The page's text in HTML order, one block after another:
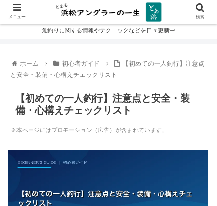
魚釣りに関する情報やテクニックなどを日々更新中
ホーム 初心者ガイド
【初めての一人釣行】注意点
と安全・装備・心構えチェックリスト
【初めての一人釣行】注意点と安全・装
備・心構えチェックリスト
※本ページにはプロモーション（広告）が含まれています。
メニュー 検索